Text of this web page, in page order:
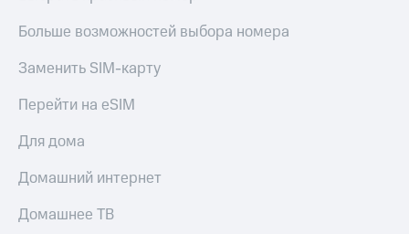
Смартфоны
Наушники
колонки
Умные
и
трекеры
Больше возможностей выбора номера
Заменить SIM-карту
Перейти на eSIM
Для дома
Домашний интернет
Домашнее ТВ